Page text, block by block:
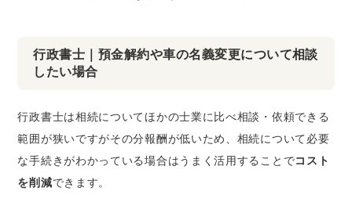
行政書士｜預金解約や車の名義変更について相談
したい場合
行政書士は相続についてほかの士業に比べ相談・依頼できる
範囲が狭いですがその分報酬が低いため、相続について必要
な手続きがわかっている場合はうまく活用することでコスト
を削減できます。